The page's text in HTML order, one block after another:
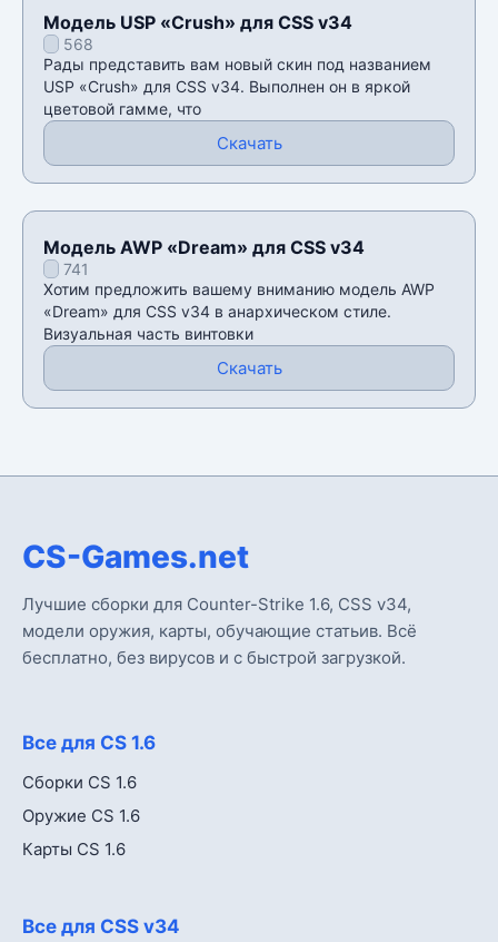
Модель USP «Crush» для CSS v34
568
Рады представить вам новый скин под названием
USP «Crush» для CSS v34. Выполнен он в яркой
цветовой гамме, что
Скачать
Модель AWP «Dream» для CSS v34
741
Хотим предложить вашему вниманию модель AWP
«Dream» для CSS v34 в анархическом стиле.
Визуальная часть винтовки
Скачать
CS-Games.net
Лучшие сборки для Counter-Strike 1.6, CSS v34,
модели оружия, карты, обучающие статьив. Всё
бесплатно, без вирусов и с быстрой загрузкой.
Все для CS 1.6
Сборки CS 1.6
Оружие CS 1.6
Карты CS 1.6
Все для CSS v34